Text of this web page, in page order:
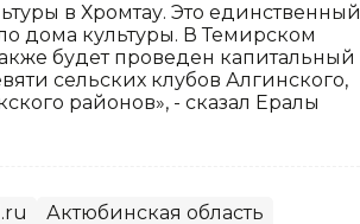
в Хромтау. Это единственный
дома культуры. В Темирском
будет проведен капитальный
сельских клубов Алгинского,
районов», - сказал Ералы
Актюбинская область